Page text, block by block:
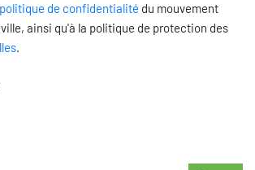
de confidentialité du mouvement
ainsi qu'à la politique de protection des
.